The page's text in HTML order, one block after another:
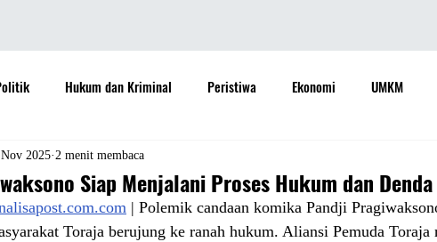
Hukum dan Kriminal Peristiwa Ekonomi UMKM
Budaya Sastra
Properti Informasi Ramalan Bintang Opini
Siap Menjalani Proses Hukum dan
2025 2 menit membaca
| Polemik candaan komika Pandji
Toraja berujung ke ranah hukum. Aliansi Pemuda Toraja